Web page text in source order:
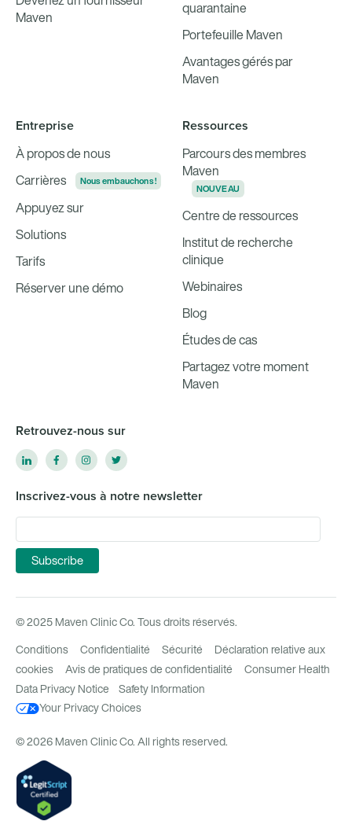
Maven
quarantaine
Portefeuille Maven
Avantages gérés par
Maven
Entreprise
À propos de nous
Carrières
Nous embauchons !
Appuyez sur
Solutions
Tarifs
Réserver une démo
Ressources
Parcours des membres
Maven
NOUVEAU
Centre de ressources
Institut de recherche
clinique
Webinaires
Blog
Études de cas
Partagez votre moment
Maven
Retrouvez-nous sur
Inscrivez-vous à notre newsletter
© 2025 Maven Clinic Co. Tous droits réservés.
Conditions Confidentialité Sécurité
Déclaration relative aux
cookies
Avis de pratiques de confidentialité
Consumer Health
Data Privacy Notice
Safety Information
Your Privacy Choices
© 2026 Maven Clinic Co. All rights reserved.